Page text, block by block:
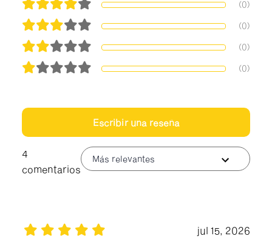
(0)
(0)
(0)
(0)
Escribir una reseña
4
comentarios
Más relevantes
jul 15, 2026